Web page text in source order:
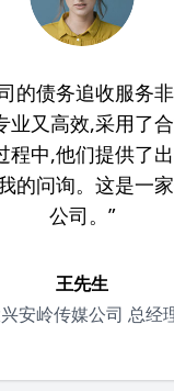
的债务追收服务
业又高效,采用了
程中,他们提供了
的问询。这是一
公司。”
王先生
安岭传媒公司 总经